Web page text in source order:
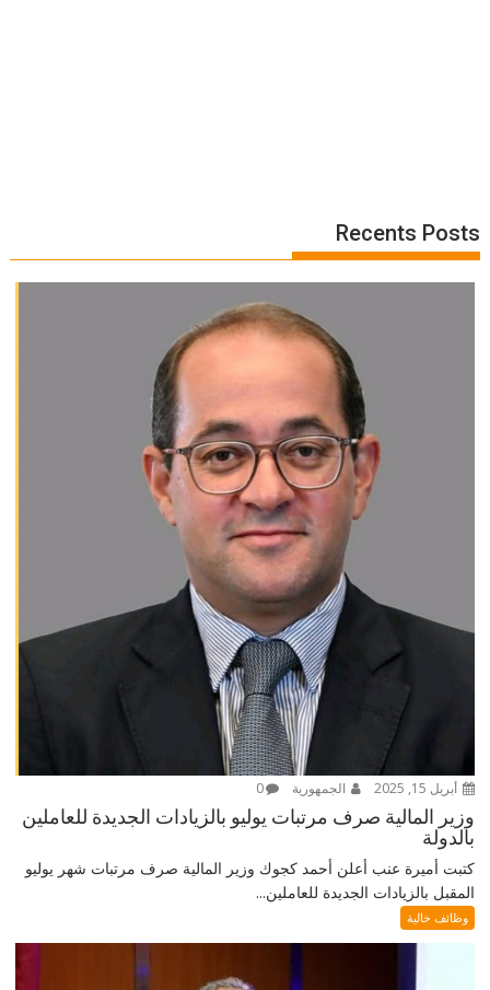
Recents Posts
أبريل 15, 2025 الجمهورية 0
وزير المالية صرف مرتبات يوليو بالزيادات الجديدة للعاملين
بالدولة
كتبت أميرة عنب أعلن أحمد كجوك وزير المالية صرف مرتبات شهر يوليو
المقبل بالزيادات الجديدة للعاملين...
وظائف خالية